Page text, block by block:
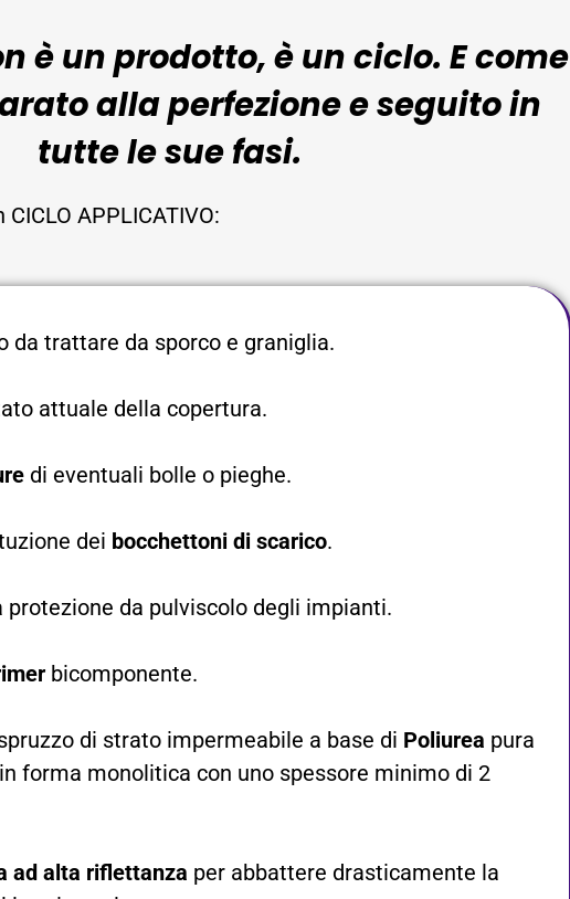
è un prodotto, è un ciclo. E come
alla perfezione e seguito in
tutte le sue fasi.
APPLICATIVO:
da trattare da sporco e graniglia.​
attuale della copertura.​
di eventuali bolle o pieghe.​
dei bocchettoni di scarico.​
protezione da pulviscolo degli impianti.​
bicomponente.​
di strato impermeabile a base di Poliurea pura
forma monolitica con uno spessore minimo di 2
ad alta riflettanza per abbattere drasticamente la